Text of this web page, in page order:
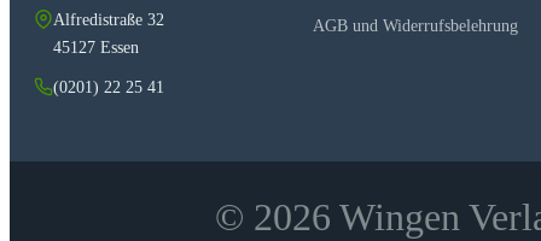
Alfredistraße 32
45127 Essen
(0201) 22 25 41
AGB und Widerrufsbelehrung
© 2026 Wingen